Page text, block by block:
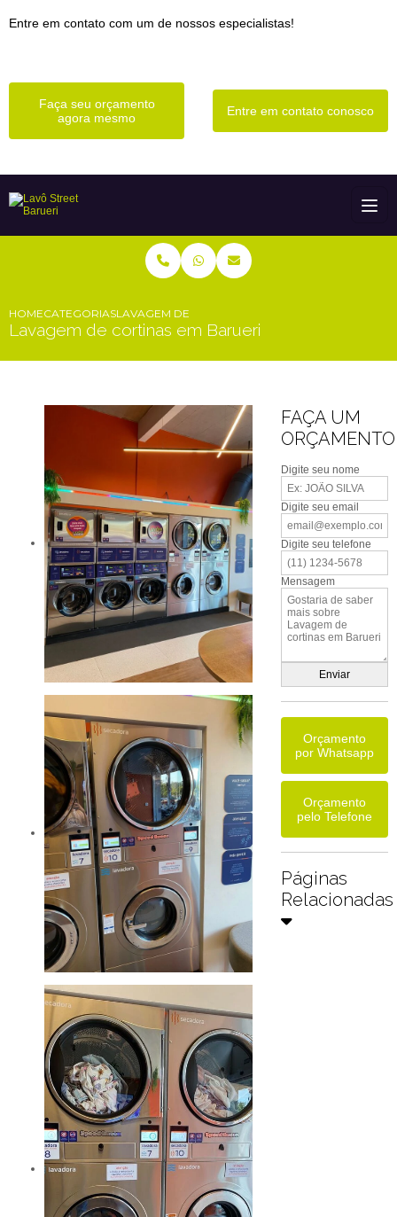
Entre em contato com um de nossos especialistas!
Faça seu orçamento
agora mesmo
Entre em contato conosco
HOMECATEGORIASLAVAGEM DE CORTINAS EM BARUERI
Lavagem de cortinas em Barueri
FAÇA UM
ORÇAMENTO
Digite seu nome
Digite seu email
Digite seu telefone
Mensagem
Orçamento
por Whatsapp
Orçamento
pelo Telefone
Páginas
Relacionadas